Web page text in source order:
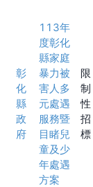
彰
化
縣
政
府
113年
度彰化
縣家庭
暴力被
害人多
元處遇
服務暨
目睹兒
童及少
年處遇
方案
限
制
性
招
標